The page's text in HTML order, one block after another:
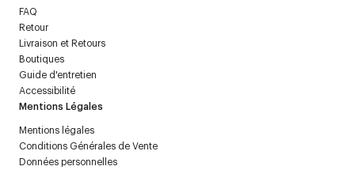
FAQ
Retour
Livraison et Retours
Boutiques
Guide d'entretien
Accessibilité
Mentions Légales
Mentions légales
Conditions Générales de Vente
Données personnelles